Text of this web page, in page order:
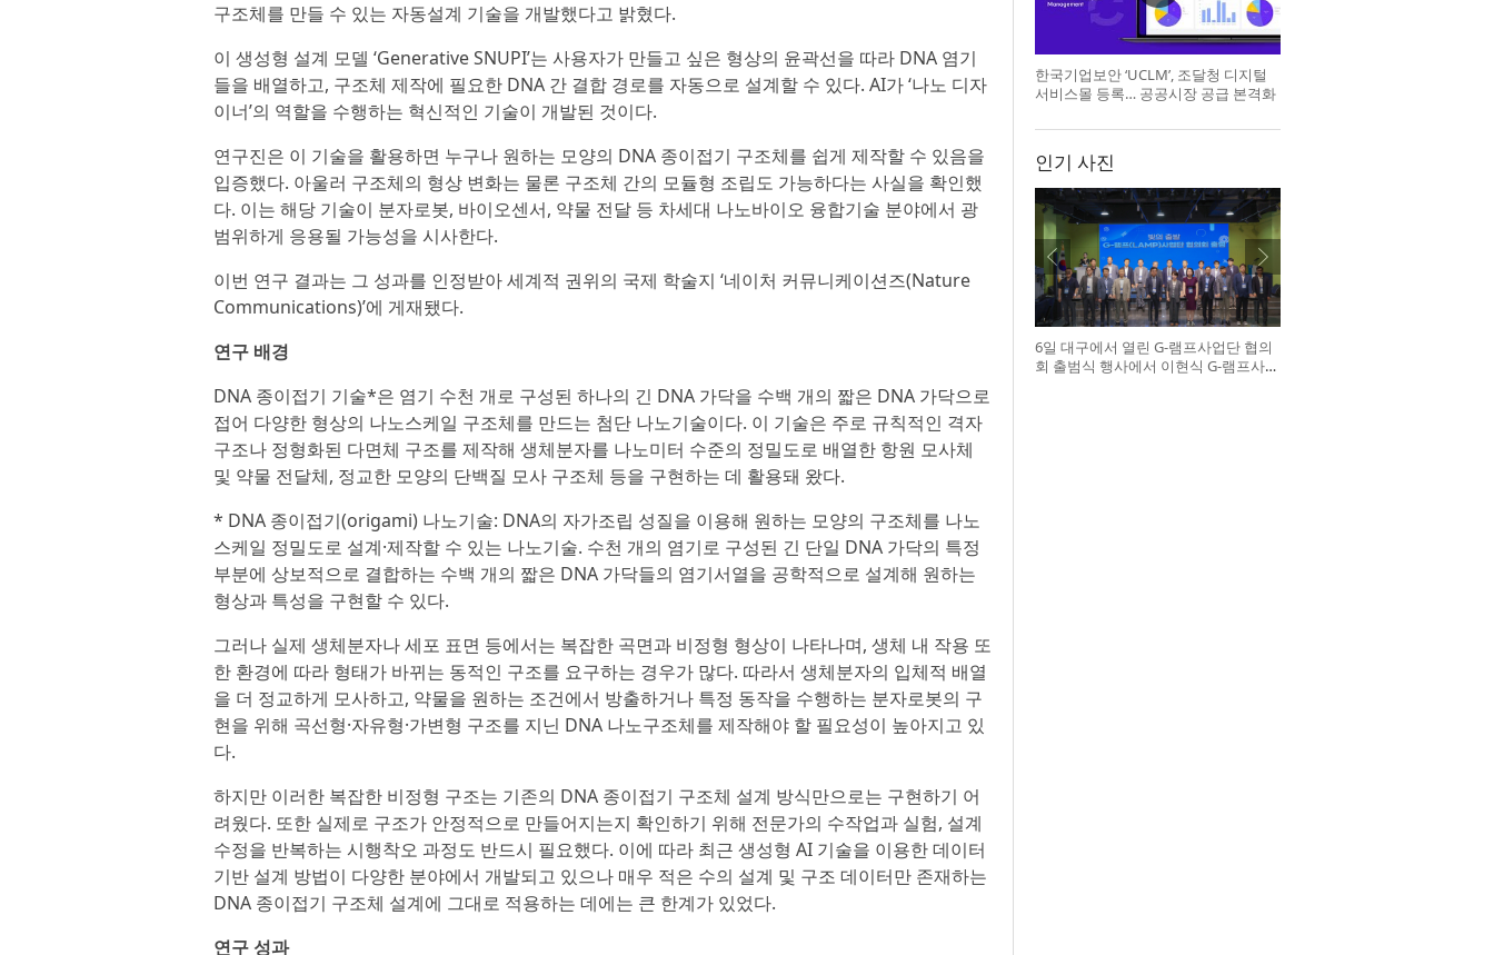
구조체를 만들 수 있는 자동설계 기술을 개발했다고 밝혔다.
이 생성형 설계 모델 ‘Generative SNUPI’는 사용자가 만들고 싶은 형상의 윤곽선을 따라 DNA 염기
들을 배열하고, 구조체 제작에 필요한 DNA 간 결합 경로를 자동으로 설계할 수 있다. AI가 ‘나노 디자
이너’의 역할을 수행하는 혁신적인 기술이 개발된 것이다.
연구진은 이 기술을 활용하면 누구나 원하는 모양의 DNA 종이접기 구조체를 쉽게 제작할 수 있음을
입증했다. 아울러 구조체의 형상 변화는 물론 구조체 간의 모듈형 조립도 가능하다는 사실을 확인했
다. 이는 해당 기술이 분자로봇, 바이오센서, 약물 전달 등 차세대 나노바이오 융합기술 분야에서 광
범위하게 응용될 가능성을 시사한다.
이번 연구 결과는 그 성과를 인정받아 세계적 권위의 국제 학술지 ‘네이처 커뮤니케이션즈(Nature
Communications)’에 게재됐다.
연구 배경
DNA 종이접기 기술*은 염기 수천 개로 구성된 하나의 긴 DNA 가닥을 수백 개의 짧은 DNA 가닥으로
접어 다양한 형상의 나노스케일 구조체를 만드는 첨단 나노기술이다. 이 기술은 주로 규칙적인 격자
구조나 정형화된 다면체 구조를 제작해 생체분자를 나노미터 수준의 정밀도로 배열한 항원 모사체
및 약물 전달체, 정교한 모양의 단백질 모사 구조체 등을 구현하는 데 활용돼 왔다.
* DNA 종이접기(origami) 나노기술: DNA의 자가조립 성질을 이용해 원하는 모양의 구조체를 나노
스케일 정밀도로 설계·제작할 수 있는 나노기술. 수천 개의 염기로 구성된 긴 단일 DNA 가닥의 특정
부분에 상보적으로 결합하는 수백 개의 짧은 DNA 가닥들의 염기서열을 공학적으로 설계해 원하는
형상과 특성을 구현할 수 있다.
그러나 실제 생체분자나 세포 표면 등에서는 복잡한 곡면과 비정형 형상이 나타나며, 생체 내 작용 또
한 환경에 따라 형태가 바뀌는 동적인 구조를 요구하는 경우가 많다. 따라서 생체분자의 입체적 배열
을 더 정교하게 모사하고, 약물을 원하는 조건에서 방출하거나 특정 동작을 수행하는 분자로봇의 구
현을 위해 곡선형·자유형·가변형 구조를 지닌 DNA 나노구조체를 제작해야 할 필요성이 높아지고 있
다.
하지만 이러한 복잡한 비정형 구조는 기존의 DNA 종이접기 구조체 설계 방식만으로는 구현하기 어
려웠다. 또한 실제로 구조가 안정적으로 만들어지는지 확인하기 위해 전문가의 수작업과 실험, 설계
수정을 반복하는 시행착오 과정도 반드시 필요했다. 이에 따라 최근 생성형 AI 기술을 이용한 데이터
기반 설계 방법이 다양한 분야에서 개발되고 있으나 매우 적은 수의 설계 및 구조 데이터만 존재하는
DNA 종이접기 구조체 설계에 그대로 적용하는 데에는 큰 한계가 있었다.
연구 성과
한국기업보안 ‘UCLM’, 조달청 디지털
서비스몰 등록… 공공시장 공급 본격화
인기 사진
6일 대구에서 열린 G-램프사업단 협의
회 출범식 행사에서 이현식 G-램프사업